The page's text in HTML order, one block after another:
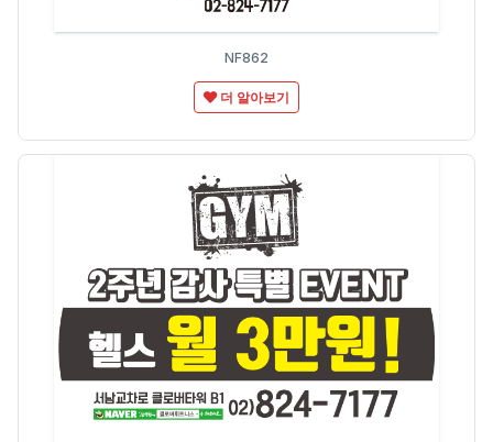
NF862
더 알아보기